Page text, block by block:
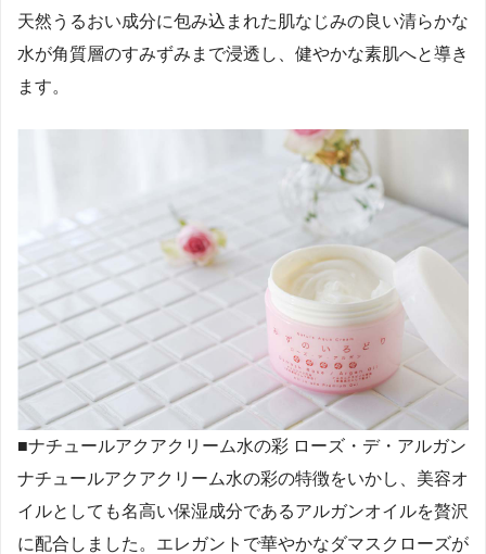
天然うるおい成分に包み込まれた肌なじみの良い清らかな
水が角質層のすみずみまで浸透し、健やかな素肌へと導き
ます。
■ナチュールアクアクリーム水の彩 ローズ・デ・アルガン
ナチュールアクアクリーム水の彩の特徴をいかし、美容オ
イルとしても名高い保湿成分であるアルガンオイルを贅沢
に配合しました。エレガントで華やかなダマスクローズが